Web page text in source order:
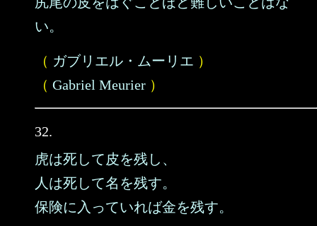
い。
（ ガブリエル・ムーリエ ）
（ Gabriel Meurier ）
32.
虎は死して皮を残し、
人は死して名を残す。
保険に入っていれば金を残す。